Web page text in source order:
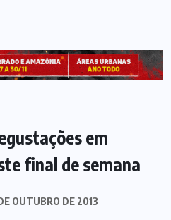
em
final de semana
OUTUBRO DE 2013